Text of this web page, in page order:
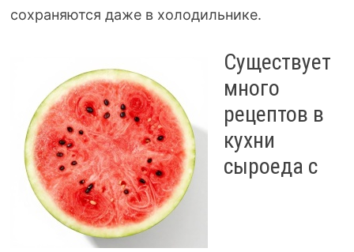
сохраняются даже в холодильнике.
Существует
много
рецептов в
кухни
сыроеда с